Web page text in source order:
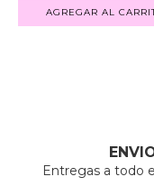
AGREGAR AL
Entregas a todo